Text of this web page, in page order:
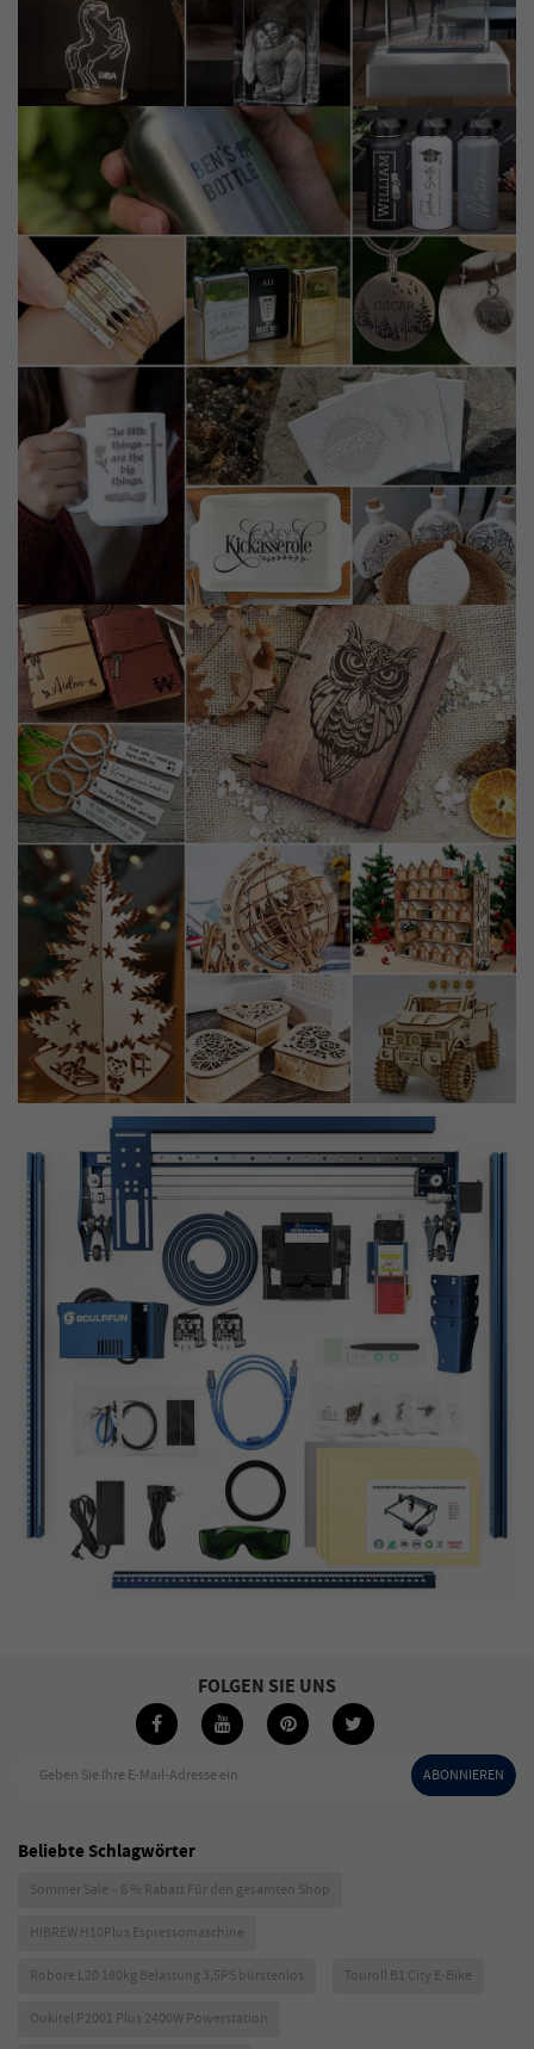
Geben Sie Ihre E-Mail-Adresse ein ABONNIEREN
FOLGEN SIE UNS
Beliebte Schlagwörter
Sommer Sale – 6 % Rabatt Für den gesamten Shop
HIBREW H10Plus Espressomaschine
Robore L20 180kg Belastung 3,5PS bürstenlos Touroll B1 City E-Bike
Oukitel P2001 Plus 2400W Powerstation